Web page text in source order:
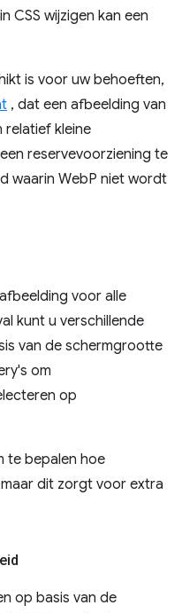
CSS wijzigen kan een
is voor uw behoeften,
, dat een afbeelding van
relatief kleine
reservevoorziening te
waarin WebP niet wordt
voor alle
kunt u verschillende
van de schermgrootte
om
op
te bepalen hoe
dit zorgt voor extra
op basis van de